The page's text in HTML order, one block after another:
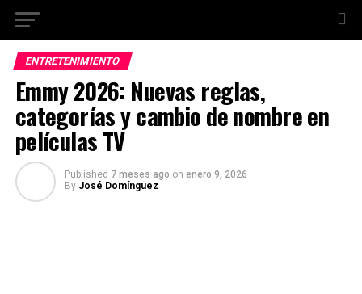
ENTRETENIMIENTO
Emmy 2026: Nuevas reglas,
categorías y cambio de nombre en
películas TV
Published 7 meses ago on enero 9, 2026
By José Domínguez